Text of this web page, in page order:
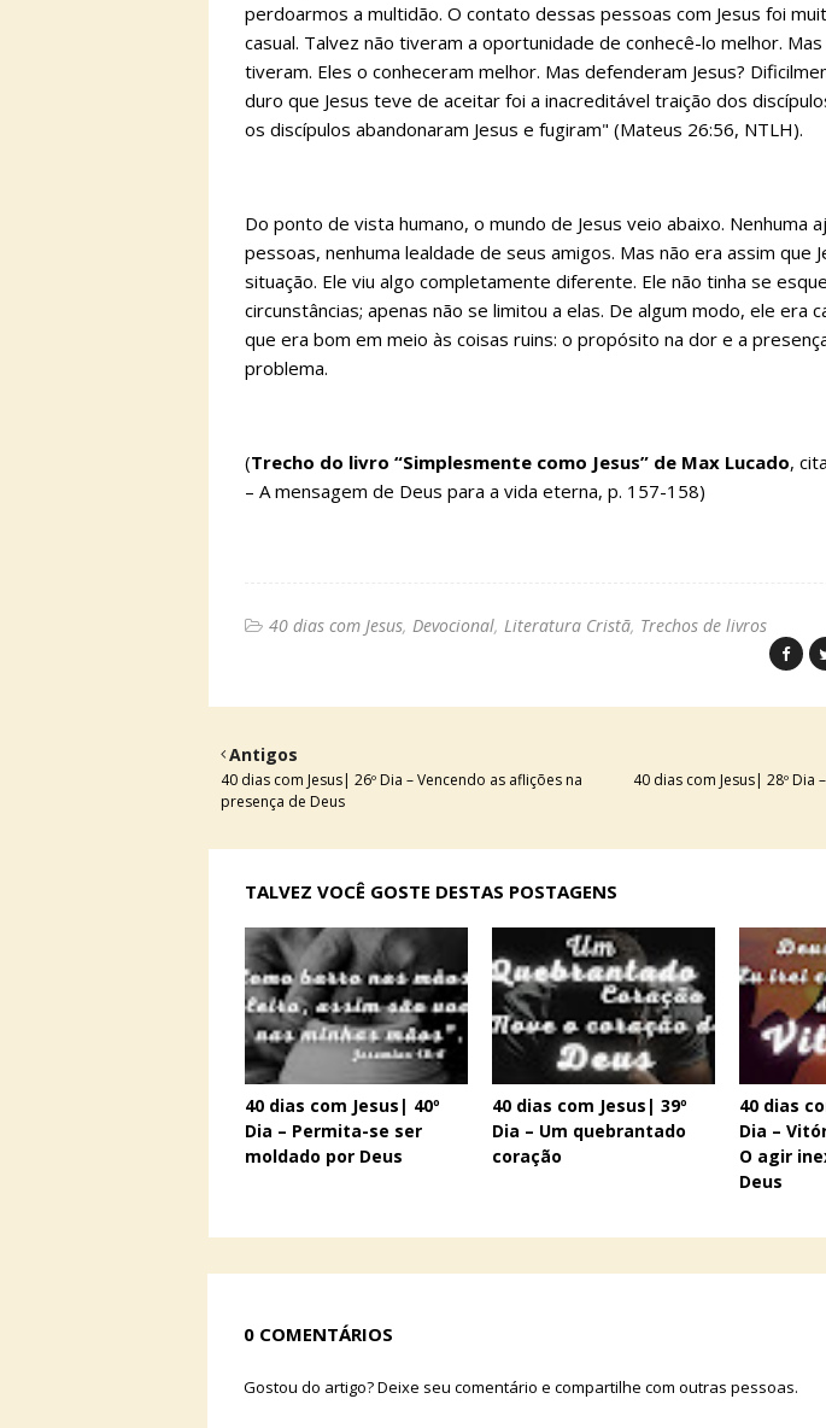
perdoarmos a multidão. O contato dessas pessoas com Jesus foi
casual. Talvez não tiveram a oportunidade de conhecê-lo melhor.
tiveram. Eles o conheceram melhor. Mas defenderam Jesus?
duro que Jesus teve de aceitar foi a inacreditável traição dos
os discípulos abandonaram Jesus e fugiram" (Mateus 26:56, NTLH).
Do ponto de vista humano, o mundo de Jesus veio abaixo. Nenhuma
pessoas, nenhuma lealdade de seus amigos. Mas não era assim que
situação. Ele viu algo completamente diferente. Ele não tinha se
circunstâncias; apenas não se limitou a elas. De algum modo, ele era
que era bom em meio às coisas ruins: o propósito na dor e a
problema.
(Trecho do livro “Simplesmente como Jesus” de Max Lucado,
– A mensagem de Deus para a vida eterna, p. 157-158)
40 dias com Jesus Devocional Literatura Cristã Trechos de livros
40 dias com Jesus| 28º Dia
Antigos
40 dias com Jesus| 26º Dia – Vencendo as aflições na
presença de Deus
TALVEZ VOCÊ GOSTE DESTAS POSTAGENS
40 dias com Jesus| 40º
Dia – Permita-se ser
moldado por Deus
40 dias com Jesus| 39º
Dia – Um quebrantado
coração
40 dias
Dia –
O agir
Deus
0 COMENTÁRIOS
Gostou do artigo? Deixe seu comentário e compartilhe com outras pessoas.